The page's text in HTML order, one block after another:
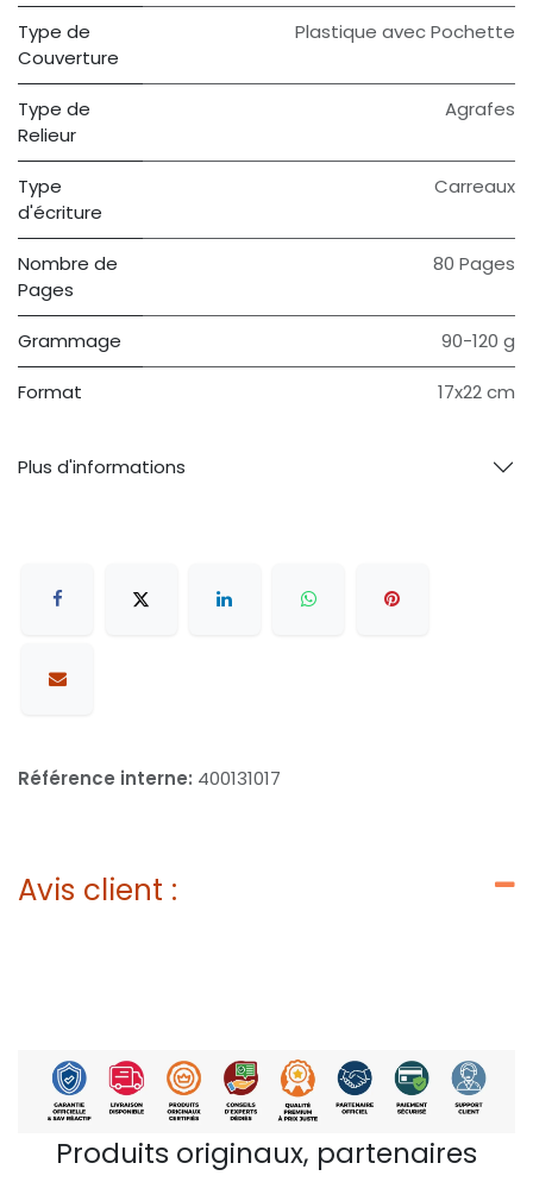
Type de
Couverture
Plastique avec Pochette
Type de
Relieur
Agrafes
Type
d'écriture
Carreaux
Nombre de
Pages
80 Pages
Grammage 90-120 g
Format 17x22 cm
Plus d'informations
Référence interne: 400131017
Avis client :
Produits originaux, partenaires